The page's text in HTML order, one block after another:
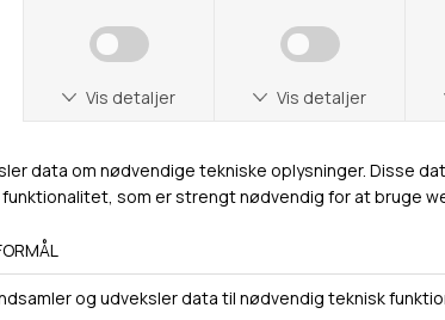
er klassisk, men aldrig kedeligt.
Trustpilot